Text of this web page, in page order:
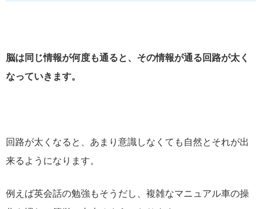
脳は同じ情報が何度も通ると、その情報が通る回路が太く
なっていきます。
回路が太くなると、あまり意識しなくても自然とそれが出
来るようになります。
例えば英会話の勉強もそうだし、複雑なマニュアル車の操